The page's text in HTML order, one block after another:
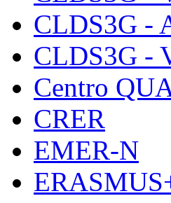
CLDS3G -
CLDS3G -
Centro
CRER
EMER-N